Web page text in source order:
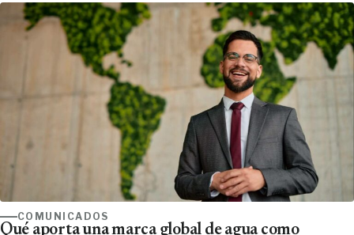
COMUNICADOS
Qué aporta una marca global de agua como